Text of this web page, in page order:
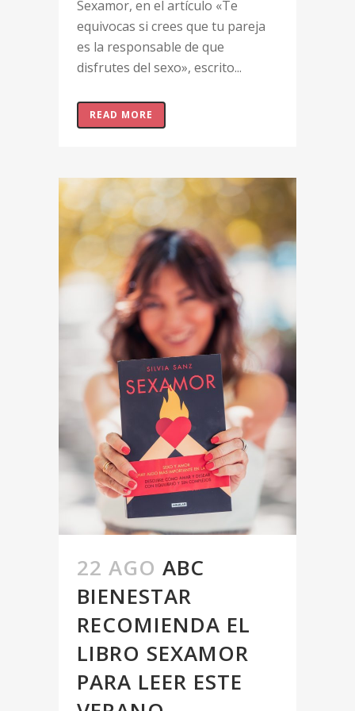
Sexamor, en el artículo «Te
equivocas si crees que tu pareja
es la responsable de que
disfrutes del sexo», escrito...
READ MORE
22 AGO ABC
BIENESTAR
RECOMIENDA EL
LIBRO SEXAMOR
PARA LEER ESTE